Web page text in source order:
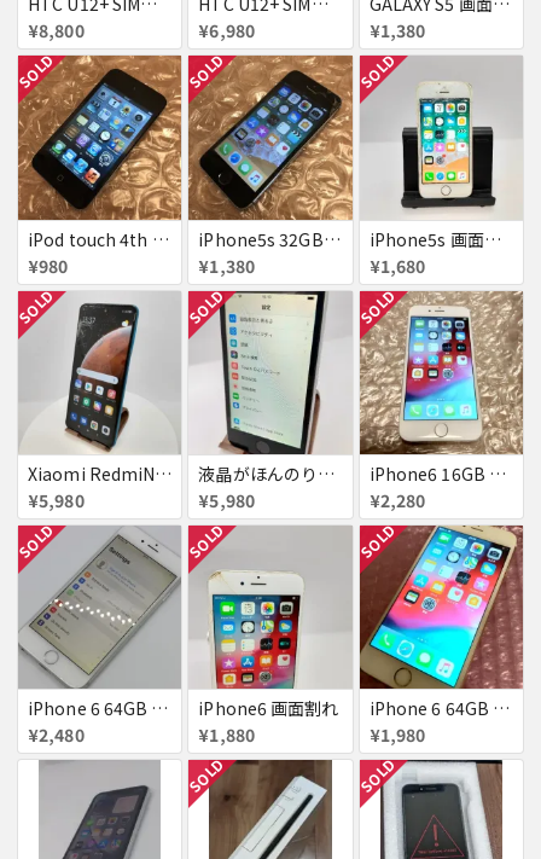
¥8,800
¥6,980
¥1,380
SOLD
iPod touch 4th 32GB バッテリー劣化あり
¥980
SOLD
iPhone5s 32GB docomo 画面割れ
¥1,380
SOLD
iPhone5s 画面割れ
¥1,680
SOLD
Xiaomi RedmiNote9S SIMフリー 863954040594602
¥5,980
SOLD
液晶がほんのり黄色いiPhone SE
¥5,980
SOLD
iPhone6 16GB au 液晶表示不良
¥2,280
SOLD
iPhone 6 64GB Softbank
¥2,480
SOLD
iPhone6 画面割れ
¥1,880
SOLD
iPhone 6 64GB docomo
¥1,980
SOLD SOLD